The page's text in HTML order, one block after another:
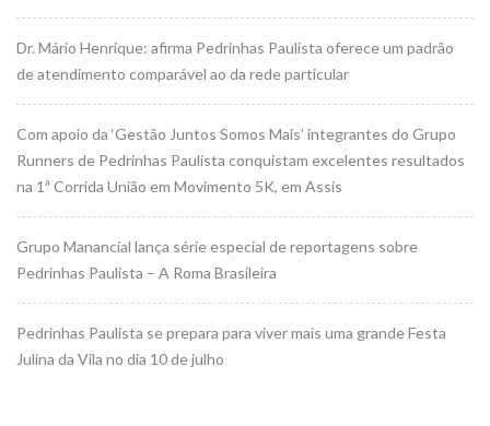
Dr. Mário Henrique: afirma Pedrinhas Paulista oferece um padrão
de atendimento comparável ao da rede particular
Com apoio da ‘Gestão Juntos Somos Mais’ integrantes do Grupo
Runners de Pedrinhas Paulista conquistam excelentes resultados
na 1ª Corrida União em Movimento 5K, em Assis
Grupo Manancial lança série especial de reportagens sobre
Pedrinhas Paulista – A Roma Brasileira
Pedrinhas Paulista se prepara para viver mais uma grande Festa
Julina da Vila no dia 10 de julho